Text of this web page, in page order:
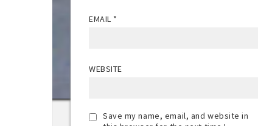
EMAIL *
WEBSITE
Save my name, email, and website in